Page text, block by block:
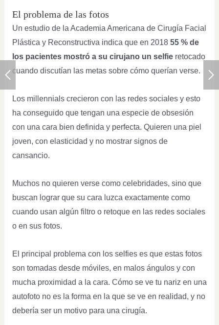
El problema de las fotos
Un estudio de la Academia Americana de Cirugía Facial
Plástica y Reconstructiva indica que en 2018 55 % de
los pacientes mostró a su cirujano un selfieretocado
cuando discutían las metas sobre cómo querían verse.
Los millennials crecieron con las redes sociales y esto
ha conseguido que tengan una especie de obsesión
con una cara bien definida y perfecta. Quieren una piel
joven, con elasticidad y no mostrar signos de
cansancio.
Muchos no quieren verse como celebridades, sino que
buscan lograr que su cara luzca exactamente como
cuando usan algún filtro o retoque en las redes sociales
o en sus fotos.
El principal problema con los selfies es que estas fotos
son tomadas desde móviles, en malos ángulos y con
mucha proximidad a la cara. Cómo se ve tu nariz en una
autofoto no es la forma en la que se ve en realidad, y no
debería ser un motivo para una cirugía.